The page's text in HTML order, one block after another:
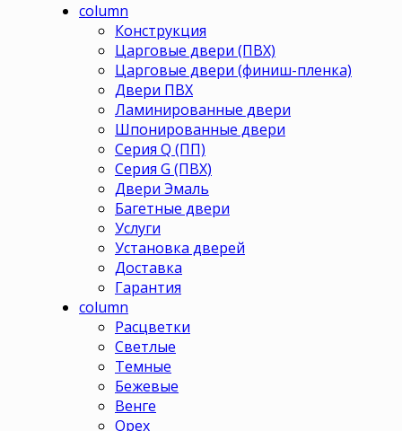
column
Конструкция
Царговые двери (ПВХ)
Царговые двери (финиш-пленка)
Двери ПВХ
Ламинированные двери
Шпонированные двери
Серия Q (ПП)
Серия G (ПВХ)
Двери Эмаль
Багетные двери
Услуги
Установка дверей
Доставка
Гарантия
column
Расцветки
Светлые
Темные
Бежевые
Венге
Орех